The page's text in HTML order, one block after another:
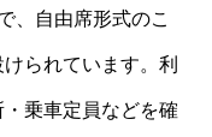
、自由席形式のこ
られています。利
乗車定員などを確